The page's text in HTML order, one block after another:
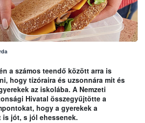
a számos teendő között arra is
hogy tízóraira és uzsonnára mit és
az iskolába. A Nemzeti
Hivatal összegyűjtötte a
hogy a gyerekek a
jót, s jól ehessenek.